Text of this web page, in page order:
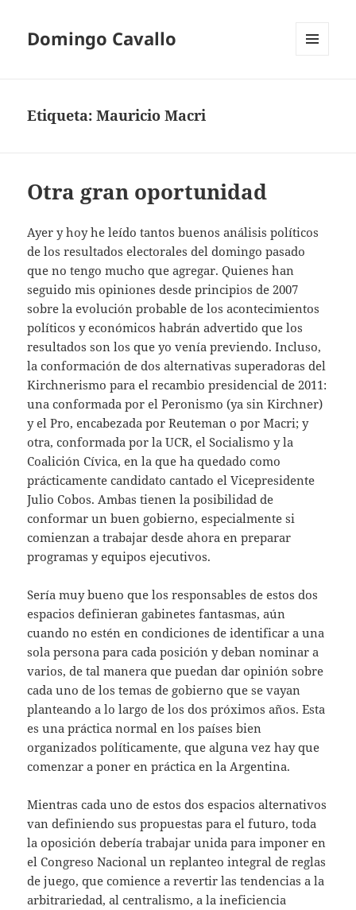
Domingo Cavallo
Etiqueta:Mauricio Macri
Otra gran oportunidad
Ayer y hoy he leído tantos buenos análisis políticos
de los resultados electorales del domingo pasado
que no tengo mucho que agregar. Quienes han
seguido mis opiniones desde principios de 2007
sobre la evolución probable de los acontecimientos
políticos y económicos habrán advertido que los
resultados son los que yo venía previendo. Incluso,
la conformación de dos alternativas superadoras del
Kirchnerismo para el recambio presidencial de 2011:
una conformada por el Peronismo (ya sin Kirchner)
y el Pro, encabezada por Reuteman o por Macri; y
otra, conformada por la UCR, el Socialismo y la
Coalición Cívica, en la que ha quedado como
prácticamente candidato cantado el Vicepresidente
Julio Cobos. Ambas tienen la posibilidad de
conformar un buen gobierno, especialmente si
comienzan a trabajar desde ahora en preparar
programas y equipos ejecutivos.
Sería muy bueno que los responsables de estos dos
espacios definieran gabinetes fantasmas, aún
cuando no estén en condiciones de identificar a una
sola persona para cada posición y deban nominar a
varios, de tal manera que puedan dar opinión sobre
cada uno de los temas de gobierno que se vayan
planteando a lo largo de los dos próximos años. Esta
es una práctica normal en los países bien
organizados políticamente, que alguna vez hay que
comenzar a poner en práctica en la Argentina.
Mientras cada uno de estos dos espacios alternativos
van definiendo sus propuestas para el futuro, toda
la oposición debería trabajar unida para imponer en
el Congreso Nacional un replanteo integral de reglas
de juego, que comience a revertir las tendencias a la
arbitrariedad, al centralismo, a la ineficiencia